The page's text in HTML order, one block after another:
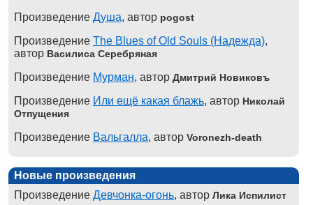
Произведение Душа, автор pogost
Произведение The Blues of Old Souls (Надежда),
автор Василиса Серебряная
Произведение Мурман, автор Дмитрий Новиковъ
Произведение Или ещё какая блажь, автор Николай
Отпущения
Произведение Вальгалла, автор Voronezh-death
Новые произведения
Произведение Девчонка-огонь, автор Лика Испилист